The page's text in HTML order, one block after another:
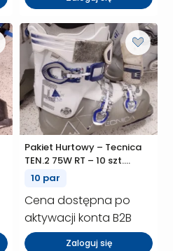
Pakiet Hurtowy – Tecnica
TEN.2 75W RT – 10 szt.
(P01016)
10 par
Cena dostępna po
aktywacji konta B2B
Zaloguj się